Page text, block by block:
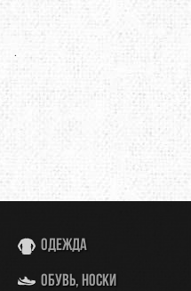
.
Одежда
Обувь, носки